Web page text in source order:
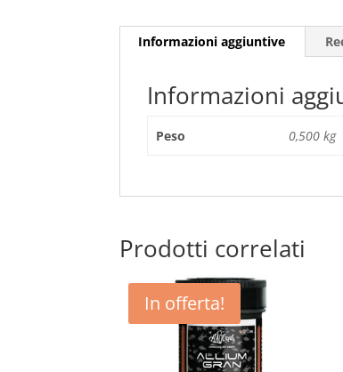
Informazioni aggiuntive
Informazioni
Peso 0,500 kg
Prodotti correlati
In offerta!